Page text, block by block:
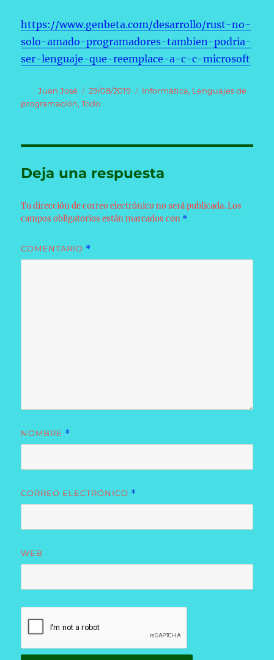
https://www.genbeta.com/desarrollo/rust-no-
solo-amado-programadores-tambien-podria-
ser-lenguaje-que-reemplace-a-c-c-microsoft
Autor
Juan José
Publicado
el
29/08/2019 Categorías
Informática, Lenguajes de
programación,Todo
Deja una respuesta
Tu dirección de correo electrónico no será publicada. Los
campos obligatorios están marcados con *
COMENTARIO *
NOMBRE *
CORREO ELECTRÓNICO *
WEB